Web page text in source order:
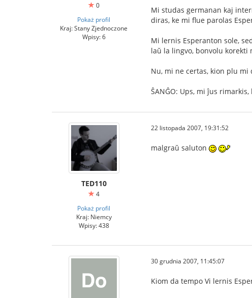
0
Pokaż profil
Kraj: Stany Zjednoczone
Wpisy: 6
Mi studas germanan kaj
diras, ke mi flue parolas
Mi lernis Esperanton sole,
laŭ la lingvo, bonvolu korekti
Nu, mi ne certas, kion plu
ŜANĜO: Ups, mi ĵus
TED110
4
Pokaż profil
Kraj: Niemcy
Wpisy: 438
22 listopada 2007, 19:31:52
malgraŭ saluton
30 grudnia 2007, 11:45:07
Kiom da tempo Vi lernis